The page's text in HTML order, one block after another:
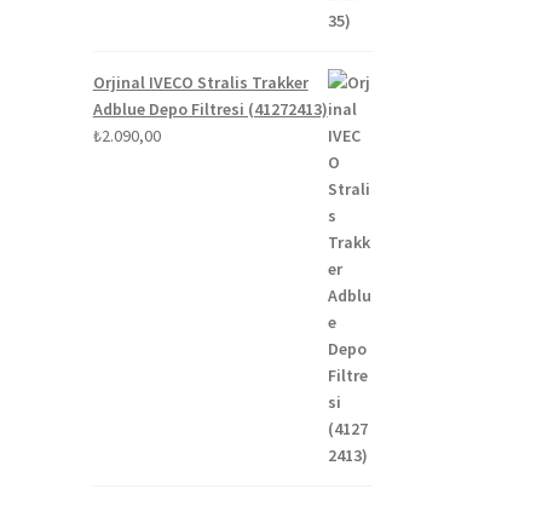
Orjinal IVECO Stralis Trakker
Adblue Depo Filtresi (41272413)
₺2.090,00